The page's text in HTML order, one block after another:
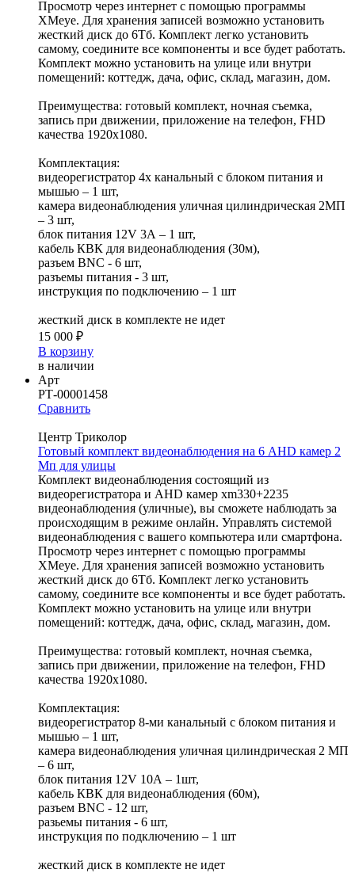
Просмотр через интернет с помощью программы
XMeye. Для хранения записей возможно установить
жесткий диск до 6Тб. Комплект легко установить
самому, соедините все компоненты и все будет работать.
Комплект можно установить на улице или внутри
помещений: коттедж, дача, офис, склад, магазин, дом.
Преимущества: готовый комплект, ночная съемка,
запись при движении, приложение на телефон, FHD
качества 1920x1080.
Комплектация:
видеорегистратор 4х канальный c блоком питания и
мышью – 1 шт,
камера видеонаблюдения уличная цилиндрическая 2МП
– 3 шт,
блок питания 12V 3А – 1 шт,
кабель КВК для видеонаблюдения (30м),
разъем BNC - 6 шт,
разъемы питания - 3 шт,
инструкция по подключению – 1 шт
жесткий диск в комплекте не идет
15 000 ₽
В корзину
в наличии
Арт
РТ-00001458
Сравнить
Центр Триколор
Готовый комплект видеонаблюдения на 6 AHD камер 2
Мп для улицы
Комплект видеонаблюдения состоящий из
видеорегистратора и AHD камер xm330+2235
видеонаблюдения (уличные), вы сможете наблюдать за
происходящим в режиме онлайн. Управлять системой
видеонаблюдения с вашего компьютера или смартфона.
Просмотр через интернет с помощью программы
XMeye. Для хранения записей возможно установить
жесткий диск до 6Тб. Комплект легко установить
самому, соедините все компоненты и все будет работать.
Комплект можно установить на улице или внутри
помещений: коттедж, дача, офис, склад, магазин, дом.
Преимущества: готовый комплект, ночная съемка,
запись при движении, приложение на телефон, FHD
качества 1920x1080.
Комплектация:
видеорегистратор 8-ми канальный c блоком питания и
мышью – 1 шт,
камера видеонаблюдения уличная цилиндрическая 2 МП
– 6 шт,
блок питания 12V 10А – 1шт,
кабель КВК для видеонаблюдения (60м),
разъем BNC - 12 шт,
разьемы питания - 6 шт,
инструкция по подключению – 1 шт
жесткий диск в комплекте не идет